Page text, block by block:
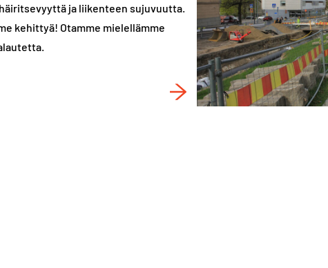
ja liikenteen sujuvuutta.
kehittyä! Otamme mielellämme